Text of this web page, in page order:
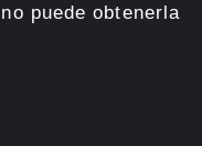
puede obtenerla